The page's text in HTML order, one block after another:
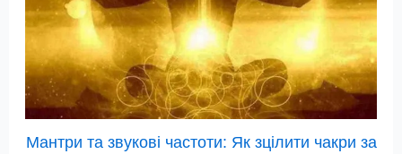
Мантри та звукові частоти: Як зцілити чакри за